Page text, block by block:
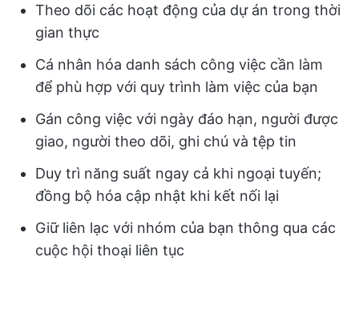
Theo dõi các hoạt động của dự án trong thời
gian thực
Cá nhân hóa danh sách công việc cần làm
để phù hợp với quy trình làm việc của bạn
Gán công việc với ngày đáo hạn, người được
giao, người theo dõi, ghi chú và tệp tin
Duy trì năng suất ngay cả khi ngoại tuyến;
đồng bộ hóa cập nhật khi kết nối lại
Giữ liên lạc với nhóm của bạn thông qua các
cuộc hội thoại liên tục